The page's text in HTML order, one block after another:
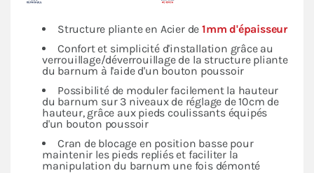
Structure pliante en Acier de 1mm d'épaisseur
Confort et simplicité d'installation grâce au
verrouillage/déverrouillage de la structure pliante
du barnum à l'aide d'un bouton poussoir
Possibilité de moduler facilement la hauteur
du barnum sur 3 niveaux de réglage de 10cm de
hauteur, grâce aux pieds coulissants équipés
d'un bouton poussoir
Cran de blocage en position basse pour
maintenir les pieds repliés et faciliter la
manipulation du barnum une fois démonté